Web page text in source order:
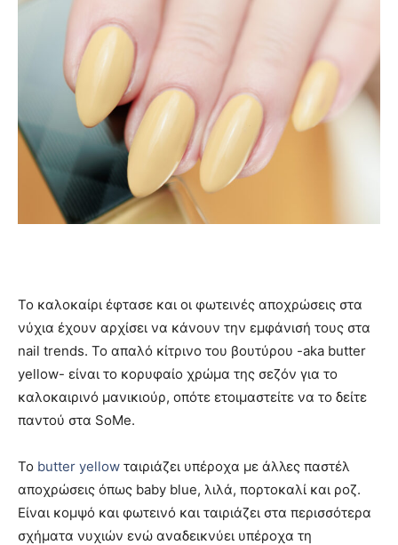
Το καλοκαίρι έφτασε και οι φωτεινές αποχρώσεις στα
νύχια έχουν αρχίσει να κάνουν την εμφάνισή τους στα
nail trends. Το απαλό κίτρινο του βουτύρου -aka butter
yellow- είναι το κορυφαίο χρώμα της σεζόν για το
καλοκαιρινό μανικιούρ, οπότε ετοιμαστείτε να το δείτε
παντού στα SoMe.
Το butter yellow ταιριάζει υπέροχα με άλλες παστέλ
αποχρώσεις όπως baby blue, λιλά, πορτοκαλί και ροζ.
Είναι κομψό και φωτεινό και ταιριάζει στα περισσότερα
σχήματα νυχιών ενώ αναδεικνύει υπέροχα τη